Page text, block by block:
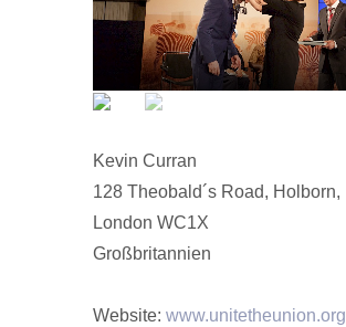
Kevin Curran
128 Theobald´s Road, Holborn,
London WC1X
Großbritannien
Website: www.unitetheunion.org